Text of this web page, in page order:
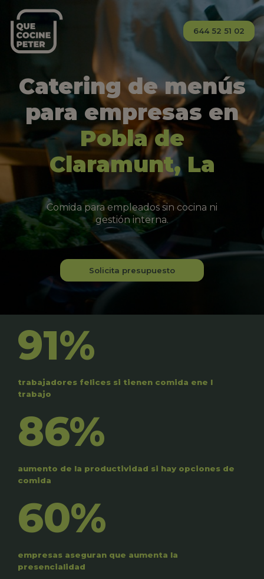
644 52 51 02
Catering de menús
para empresas en
Pobla de
Claramunt, La
Comida para empleados sin cocina ni
gestión interna.
Solicita presupuesto
91%
trabajadores felices si tienen comida ene l
trabajo
86%
aumento de la productividad si hay opciones de
comida
60%
empresas aseguran que aumenta la
presencialidad